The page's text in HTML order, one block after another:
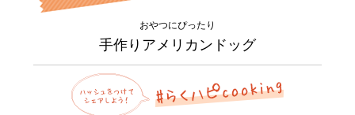
おやつにぴったり
手作りアメリカンドッグ